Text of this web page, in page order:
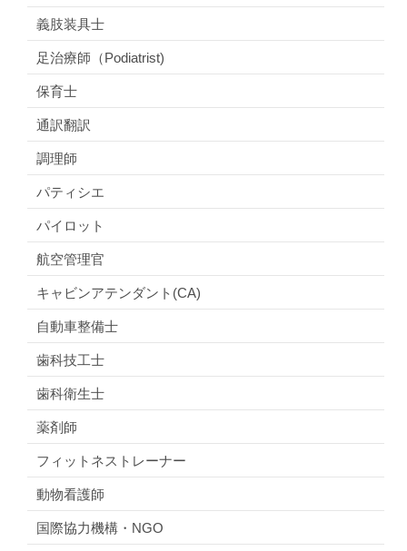
義肢装具士
足治療師（Podiatrist)
保育士
通訳翻訳
調理師
パティシエ
パイロット
航空管理官
キャビンアテンダント(CA)
自動車整備士
歯科技工士
歯科衛生士
薬剤師
フィットネストレーナー
動物看護師
国際協力機構・NGO